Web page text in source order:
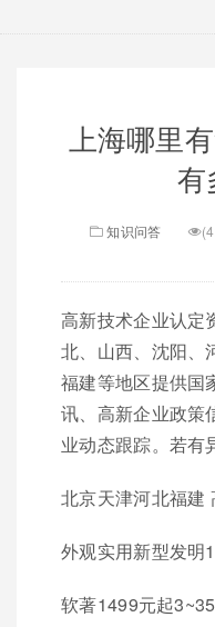
上海哪里
有
知识问答
高新技术企业认定
北、山西、沈阳、
福建等地区提供国
讯、高新企业政策
业动态跟踪。若有
北京天津河北福建
外观实用新型发明
软著1499元起